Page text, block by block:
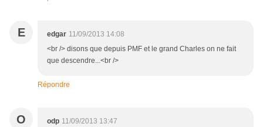
E edgar 11/09/2013 14:08
<br /> disons que depuis PMF et le grand Charles on ne fait
que descendre...<br />
Répondre
O odp 11/09/2013 13:47